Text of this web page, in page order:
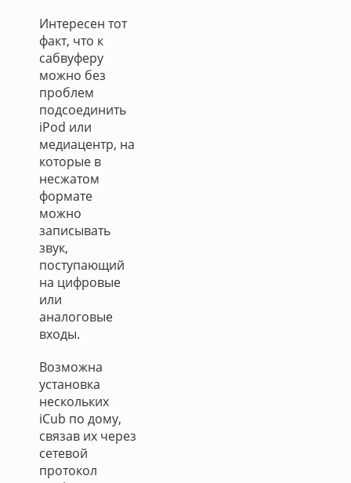
Интересен тот
факт, что к
сабвуферу
можно без
проблем
подсоединить
iPod или
медиацентр, на
которые в
несжатом
формате
можно
записывать
звук,
поступающий
на цифровые
или
аналоговые
входы.
Возможна
установка
нескольких
iCub по дому,
связав их через
сетевой
протокол